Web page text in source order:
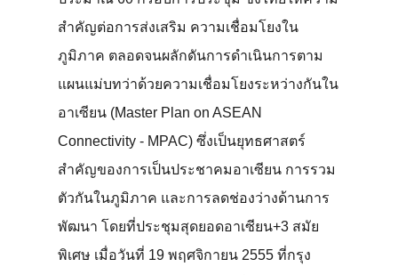
สำคัญต่อการส่งเสริม ความเชื่อมโยงใน
ภูมิภาค ตลอดจนผลักดันการดำเนินการตาม
แผนแม่บทว่าด้วยความเชื่อมโยงระหว่างกันใน
อาเซียน (Master Plan on ASEAN
Connectivity - MPAC) ซึ่งเป็นยุทธศาสตร์
สำคัญของการเป็นประชาคมอาเซียน การรวม
ตัวกันในภูมิภาค และการลดช่องว่างด้านการ
พัฒนา โดยที่ประชุมสุดยอดอาเซียน+3 สมัย
พิเศษ เมื่อวันที่ 19 พฤศจิกายน 2555 ที่กรุง